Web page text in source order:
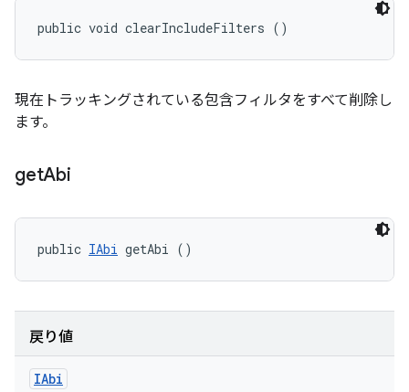
public void clearIncludeFilters ()
現在トラッキングされている包含フィルタをすべて削除し
ます。
getAbi
public IAbi getAbi ()
戻り値
IAbi